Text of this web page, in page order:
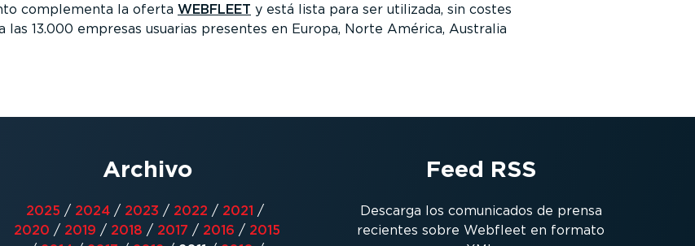
complementa la oferta WEBFLEET y está lista para ser utilizada, sin costes
las 13.000 empresas usuarias presentes en Europa, Norte América, Australia
Archivo
2025 / 2024 / 2023 / 2022 / 2021 /
2020 / 2019 / 2018 / 2017 / 2016 / 2015
Feed RSS
Descarga los comunicados de prensa
recientes sobre Webfleet en formato